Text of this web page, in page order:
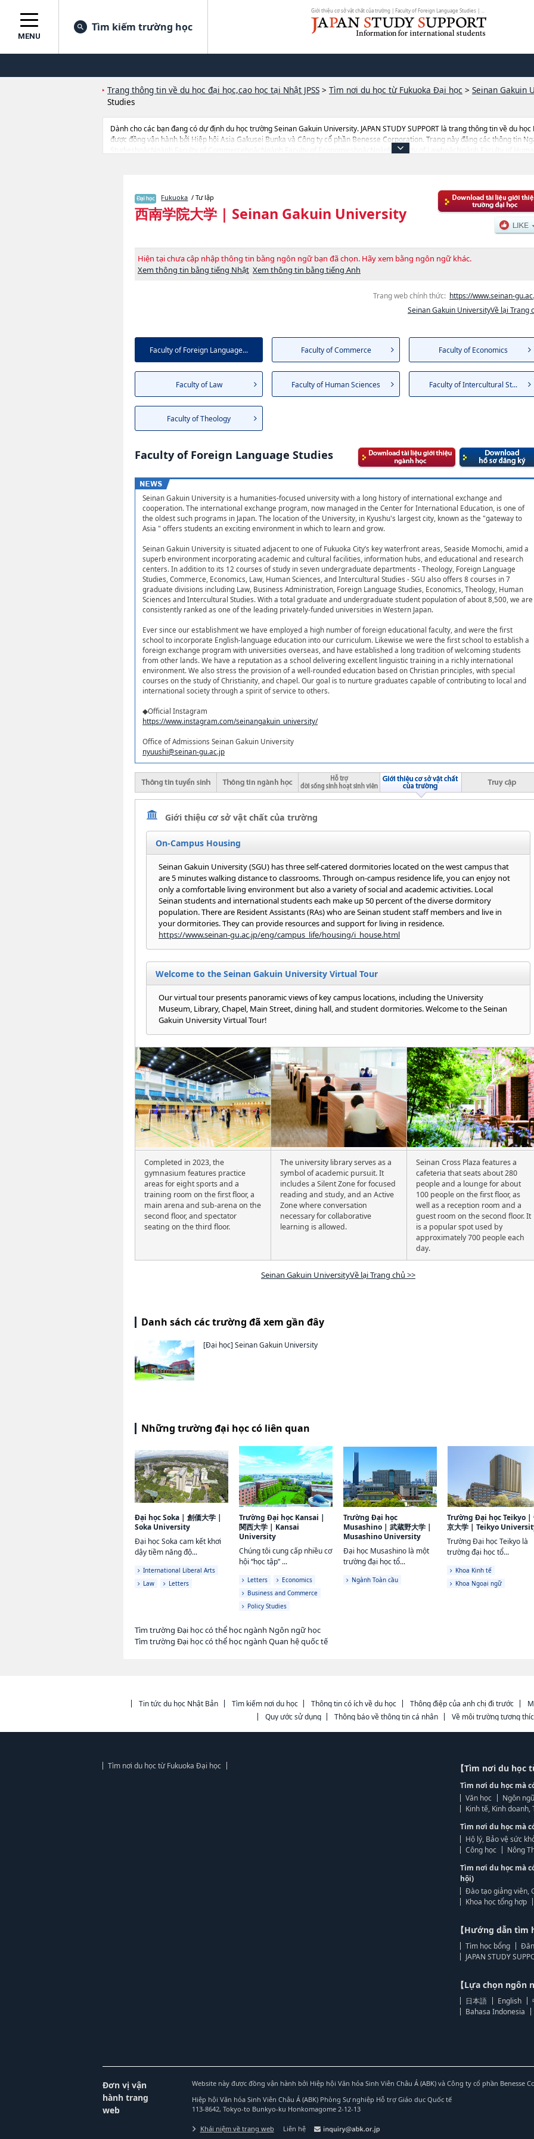
Giới thiệu cơ sở vật chất của trường | Faculty of Foreign Language Studies | ...
MENU
Tìm kiếm trường học
Trang thông tin về du học đại học,cao học tại Nhật JPSS > Tìm nơi du học từ Fukuoka Đại học > Seinan Gakuin
Studies
Dành cho các bạn đang có dự định du học trường Seinan Gakuin University. JAPAN STUDY SUPPORT là trang thông tin về du
được đồng vận hành bởi Hiệp hội Asia Gakusei Bunka và Công ty cổ phần Benesse Corporation. Trang này đăng các thông tin
StudieshoặcNgành Faculty of CommercehoặcNgành Faculty of EconomicshoặcNgành Faculty of LawhoặcNgành Faculty of
Fukuoka / Tư lập
西南学院大学 | Seinan Gakuin University
Hiện tại chưa cập nhập thông tin bằng ngôn ngữ bạn đã chọn. Hãy xem bằng ngôn ngữ khác.
Xem thông tin bằng tiếng Nhật Xem thông tin bằng tiếng Anh
Trang web chính thức: https://www.seinan-
Seinan Gakuin UniversityVề lại Trang
Faculty of Foreign Language... Faculty of Commerce Faculty of Economics
Faculty of Law Faculty of Human Sciences Faculty of Intercultural St...
Faculty of Theology
Faculty of Foreign Language Studies
Seinan Gakuin University is a humanities-focused university with a long history of international exchange and
cooperation. The international exchange program, now managed in the Center for International Education, is one of
the oldest such programs in Japan. The location of the University, in Kyushu's largest city, known as the "gateway to
Asia " offers students an exciting environment in which to learn and grow.
Seinan Gakuin University is situated adjacent to one of Fukuoka City’s key waterfront areas, Seaside Momochi, amid a
superb environment incorporating academic and cultural facilities, information hubs, and educational and research
centers. In addition to its 12 courses of study in seven undergraduate departments - Theology, Foreign Language
Studies, Commerce, Economics, Law, Human Sciences, and Intercultural Studies - SGU also offers 8 courses in 7
graduate divisions including Law, Business Administration, Foreign Language Studies, Economics, Theology, Human
Sciences and Intercultural Studies. With a total graduate and undergraduate student population of about 8,500, we are
consistently ranked as one of the leading privately-funded universities in Western Japan.
Ever since our establishment we have employed a high number of foreign educational faculty, and were the first
school to incorporate English-language education into our curriculum. Likewise we were the first school to establish a
foreign exchange program with universities overseas, and have established a long tradition of welcoming students
from other lands. We have a reputation as a school delivering excellent linguistic training in a richly international
environment. We also stress the provision of a well-rounded education based on Christian principles, with special
courses on the study of Christianity, and chapel. Our goal is to nurture graduates capable of contributing to local and
international society through a spirit of service to others.
◆Official Instagram
https://www.instagram.com/seinangakuin_university/
Office of Admissions Seinan Gakuin University
nyuushi@seinan-gu.ac.jp
Giới thiệu cơ sở vật chất của trường
On-Campus Housing
Seinan Gakuin University (SGU) has three self-catered dormitories located on the west campus that
are 5 minutes walking distance to classrooms. Through on-campus residence life, you can enjoy not
only a comfortable living environment but also a variety of social and academic activities. Local
Seinan students and international students each make up 50 percent of the diverse dormitory
population. There are Resident Assistants (RAs) who are Seinan student staff members and live in
your dormitories. They can provide resources and support for living in residence.
https://www.seinan-gu.ac.jp/eng/campus_life/housing/i_house.html
Welcome to the Seinan Gakuin University Virtual Tour
Our virtual tour presents panoramic views of key campus locations, including the University
Museum, Library, Chapel, Main Street, dining hall, and student dormitories. Welcome to the Seinan
Gakuin University Virtual Tour!
Completed in 2023, the
gymnasium features practice
areas for eight sports and a
training room on the first floor, a
main arena and sub-arena on the
second floor, and spectator
seating on the third floor.
The university library serves as a
symbol of academic pursuit. It
includes a Silent Zone for focused
reading and study, and an Active
Zone where conversation
necessary for collaborative
learning is allowed.
Seinan Cross Plaza features a
cafeteria that seats about 280
people and a lounge for about
100 people on the first floor, as
well as a reception room and a
guest room on the second floor. It
is a popular spot used by
approximately 700 people each
day.
Seinan Gakuin UniversityVề lại Trang chủ >>
Danh sách các trường đã xem gần đây
[Đại học] Seinan Gakuin University
Những trường đại học có liên quan
Đại học Soka | 創価大学 |
Soka University
Đại học Soka cam kết khơi
dậy tiềm năng độ...
International Liberal Arts
Law
Letters
Trường Đại học Kansai |
関西大学| Kansai
University
Chúng tôi cung cấp nhiều cơ
hội “học tập” ...
Letters
Economics
Business and Commerce
Policy Studies
Trường Đại học
Musashino| 武蔵野大学|
Musashino University
Đại học Musashino là một
trường đại học tổ...
Ngành Toàn cầu
Trường Đại học Teikyo |
京大学 |Teikyo
Trường Đại học Teikyo là
trường đại học tổ...
Khoa Kinh tế
Khoa Ngoại ngữ
Tìm trường Đại học có thể học ngành Ngôn ngữ học
Tìm trường Đại học có thể học ngành Quan hệ quốc tế
Tin tức du học Nhật Bản Tìm kiếm nơi du học Thông tin có ích về du học Thông điệp của anh chị đi trước
Quy ước sử dụng
Thông báo về thông tin cá nhân Về môi trường tương
Tìm nơi du học từ Fukuoka Đại học 【Tìm nơi du học
Tìm nơi du học mà
Văn học
Ngôn
Kinh tế, Kinh
Tìm nơi du học mà
Hộ lý, Bảo vệ sức
Công học
Nông
Tìm nơi du học mà
hội)
Đào tạo giảng viên,
Khoa học tổng hợp
【Hướng dẫn tìm
Tìm học bổng
JAPAN STUDY
【Lựa chọn ngôn
日本語 English
Bahasa Indonesia
Đơn vị vận
hành trang
web
Website này được đồng vận hành bởi Hiệp hội Văn hóa Sinh Viên Châu Á (ABK) và Công ty cổ phần Benesse
Hiệp hội Văn hóa Sinh Viên Châu Á (ABK) Phòng Sự nghiệp Hỗ trợ Giáo dục Quốc tế
113-8642, Tokyo-to Bunkyo-ku Honkomagome 2-12-13
Khái niệm về trang web Liên hệ